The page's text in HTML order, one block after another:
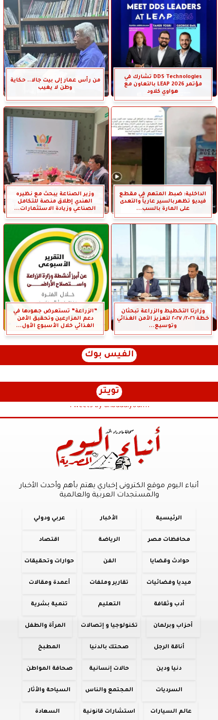
DDS Technologies تشارك في
مؤتمر LEAP 2026 بالتعاون مع
هواوي كلاود
من رأس عمار إلى بيت جالا.. حكاية
وطن لا يغيب
الداخلية: ضبط المتهم في مقطع
فيديو تظهربالسير عارياً والتعدى
على المارة بالسب...
وزير الصناعة يبحث مع نظيره
الهندي إطلاق منصة للتكامل
الصناعي وزيادة الاستثمارات...
وزارتا التخطيط والزراعة تبحثان
خطة ٢٠٢٦/ ٢٠٢٧ لتعزيز الأمن الغذائي
وتوسيع...
”الزراعة” تستعرض جهودها في
دعم المزارعين وتحقيق الأمن
الغذائي خلال الأسبوع الأول...
الفيس بوك
تويتر
Tweets by anbaaalyoum1
أنباء اليوم موقع الكترونى إخباري يهتم بأهم وأحدث الأخبار
والمستجدات العربية والعالمية
الرئيسية الأخبار عربي ودولي
محافظات مصر الرياضة اقتصاد
حوادث وقضايا الفن حوارات وتحقيقات
ميديا وفضائيات تقارير وملفات أعمدة ومقالات
أدب وثقافة التعليم تنمية بشرية
أحزاب وبرلمان تكنولوجيا و إتصالات المرأة والطفل
أناقة الرجل صحتك بالدنيا المطبخ
دنيا ودين حالات إنسانية صحافة المواطن
السرديات المجتمع والناس السياحة والأثار
عالم السيارات استشارات قانونية السعادة